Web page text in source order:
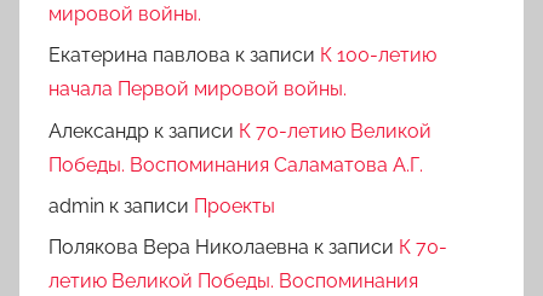
мировой войны.
Екатерина павлова к записи К 100-летию
начала Первой мировой войны.
Александр к записи К 70-летию Великой
Победы. Воспоминания Саламатова А.Г.
admin к записи Проекты
Полякова Вера Николаевна к записи К 70-
летию Великой Победы. Воспоминания